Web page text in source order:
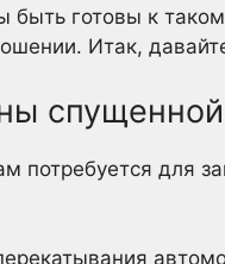
готовы к
Итак,
потребуется для